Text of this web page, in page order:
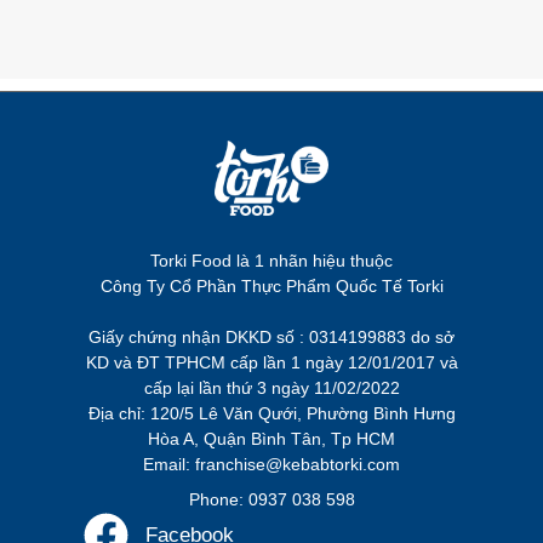
Torki Food là 1 nhãn hiệu thuộc
Công Ty Cổ Phần Thực Phẩm Quốc Tế Torki
Giấy chứng nhận DKKD số : 0314199883 do sở
KD và ĐT TPHCM cấp lần 1 ngày 12/01/2017 và
cấp lại lần thứ 3 ngày 11/02/2022
Địa chỉ: 120/5 Lê Văn Qưới, Phường Bình Hưng
Hòa A, Quận Bình Tân, Tp HCM
Email: franchise@kebabtorki.com
Phone: 0937 038 598
Facebook